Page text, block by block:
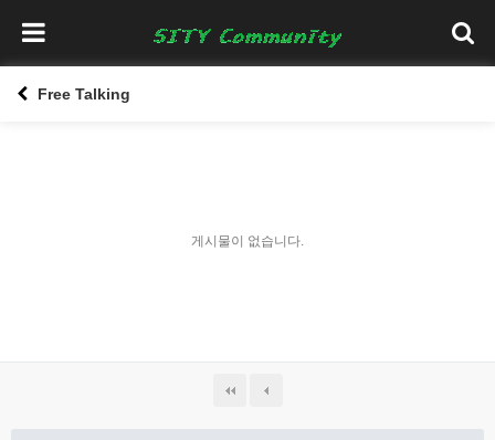
Free Talking
게시물이 없습니다.